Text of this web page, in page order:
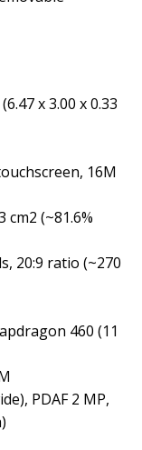
x 3.00 x 0.33
16M
cm2 (~81.6%
20:9 ratio (~270
460 (11
PDAF 2 MP,